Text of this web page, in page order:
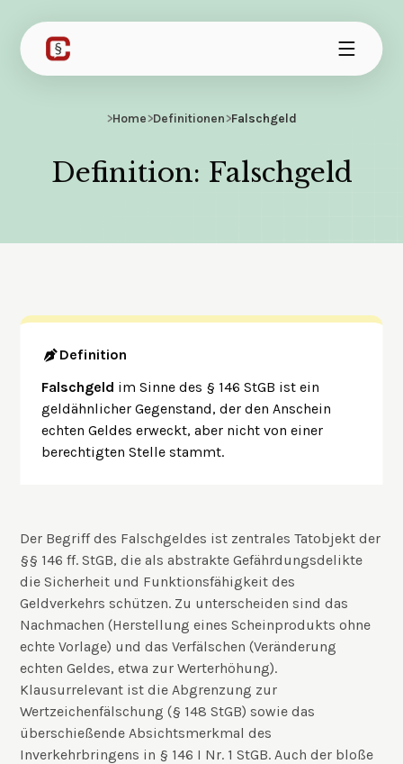
>Home>Definitionen>Falschgeld
Definition: Falschgeld
Definition
Falschgeld im Sinne des § 146 StGB ist ein
geldähnlicher Gegenstand, der den Anschein
echten Geldes erweckt, aber nicht von einer
berechtigten Stelle stammt.
Der Begriff des Falschgeldes ist zentrales Tatobjekt der
§§ 146 ff. StGB, die als abstrakte Gefährdungsdelikte
die Sicherheit und Funktionsfähigkeit des
Geldverkehrs schützen. Zu unterscheiden sind das
Nachmachen (Herstellung eines Scheinprodukts ohne
echte Vorlage) und das Verfälschen (Veränderung
echten Geldes, etwa zur Werterhöhung).
Klausurrelevant ist die Abgrenzung zur
Wertzeichenfälschung (§ 148 StGB) sowie das
überschießende Absichtsmerkmal des
Inverkehrbringens in § 146 I Nr. 1 StGB. Auch der bloße